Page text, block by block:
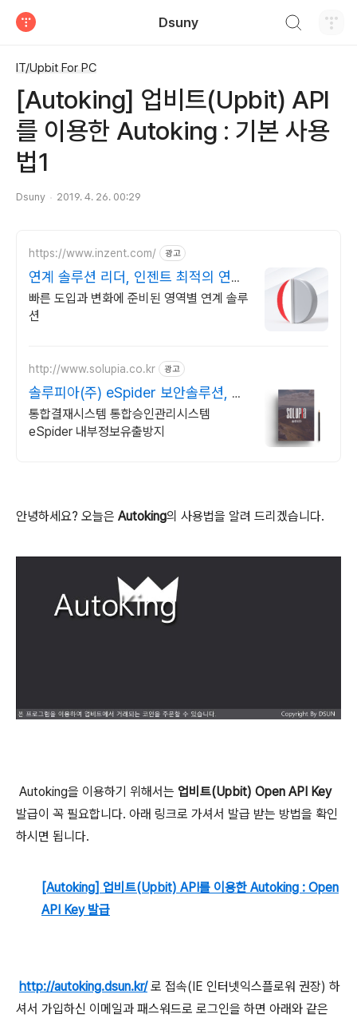
Dsuny
IT/Upbit For PC
[Autoking] 업비트(Upbit) API
를 이용한 Autoking : 기본 사용
법1
Dsuny 2019. 4. 26. 00:29
https://www.inzent.com/ 광고
연계 솔루션 리더, 인젠트 최적의 연계
아키텍처
빠른 도입과 변화에 준비된 영역별 연계 솔루
션
http://www.solupia.co.kr 광고
솔루피아(주) eSpider 보안솔루션, 내
부정보유출방지
통합결재시스템 통합승인관리시스템
eSpider 내부정보유출방지
안녕하세요? 오늘은 Autoking의 사용법을 알려 드리겠습니다.
Autoking을 이용하기 위해서는 업비트(Upbit) Open API Key
발급이 꼭 필요합니다. 아래 링크로 가셔서 발급 받는 방법을 확인
하시면 됩니다.
[Autoking] 업비트(Upbit) API를 이용한 Autoking : Open
API Key 발급
http://autoking.dsun.kr/로 접속(IE 인터넷익스플로워 권장) 하
셔서 가입하신 이메일과 패스워드로 로그인을 하면 아래와 같은